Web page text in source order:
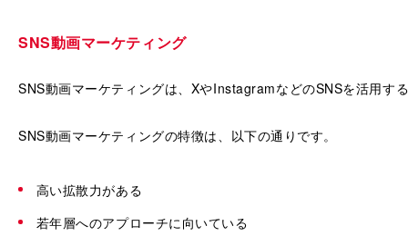
SNS動画マーケティング
SNS動画マーケティングは、XやInstagramなどのSNSを活用す
SNS動画マーケティングの特徴は、以下の通りです。
高い拡散力がある
若年層へのアプローチに向いている